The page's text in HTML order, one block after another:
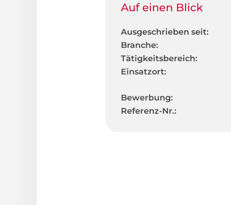
Auf einen Blick
Ausgeschrieben seit:
Branche:
Tätigkeitsbereich:
Einsatzort:
Bewerbung:
Referenz-Nr.: